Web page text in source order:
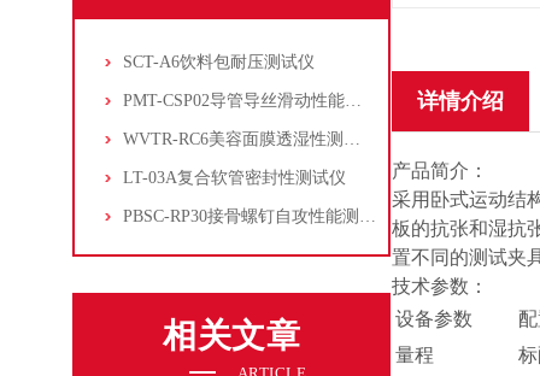
SCT-A6饮料包耐压测试仪
PMT-CSP02导管导丝滑动性能测试仪
WVTR-RC6美容面膜透湿性测试仪
LT-03A复合软管密封性测试仪
PBSC-RP30接骨螺钉自攻性能测试‌仪
相关文章
详情介绍
产品简介：
采用卧式运动结
板的抗张和湿抗
置不同的测试夹
技术参数：
设备参数
量程